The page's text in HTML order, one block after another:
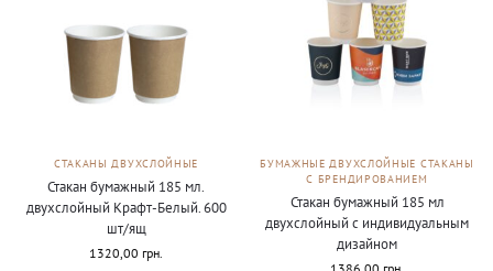
СТАКАНЫ ДВУХСЛОЙНЫЕ
Стакан бумажный 185 мл.
двухслойный Крафт-Белый. 600
шт/ящ
1320,00 грн.
БУМАЖНЫЕ ДВУХСЛОЙНЫЕ СТАКАНЫ
С БРЕНДИРОВАНИЕМ
Стакан бумажный 185 мл
двухслойный с индивидуальным
дизайном